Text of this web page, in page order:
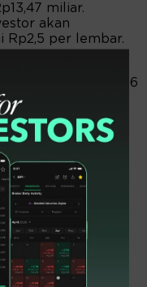
miliar.
akan
Rp2,5 per lembar.
sebagai
sejumlah Rp8,36
laba bersih
laba ditahan.
tahun buku
saham
rincian jadwal